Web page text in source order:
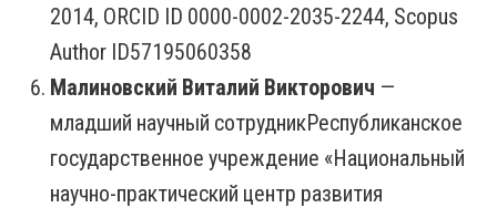
2014, ORCID ID 0000-0002-2035-2244, Scopus
Author ID57195060358
Малиновский Виталий Викторович —
младший научный сотрудникРеспубликанское
государственное учреждение «Национальный
научно-практический центр развития